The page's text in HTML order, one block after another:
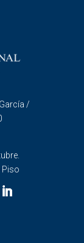
/
Piso